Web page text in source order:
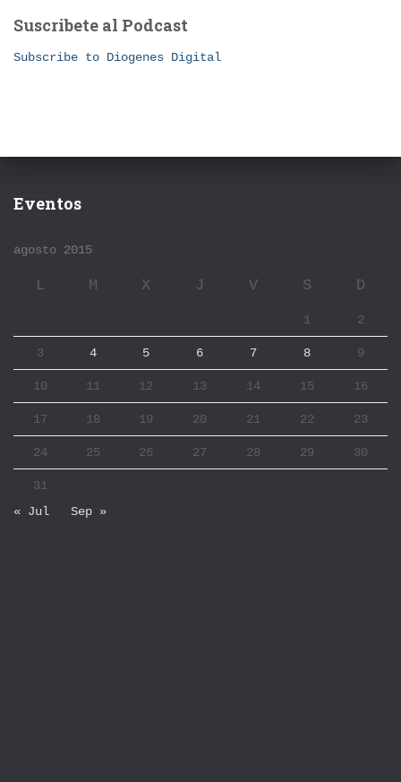
Suscribete al Podcast
Subscribe to Diogenes Digital
Eventos
agosto 2015
L M X J V S D
1 2
3 4 5 6 7 8 9
10 11 12 13 14 15 16
17 18 19 20 21 22 23
24 25 26 27 28 29 30
31
« Jul
Sep »